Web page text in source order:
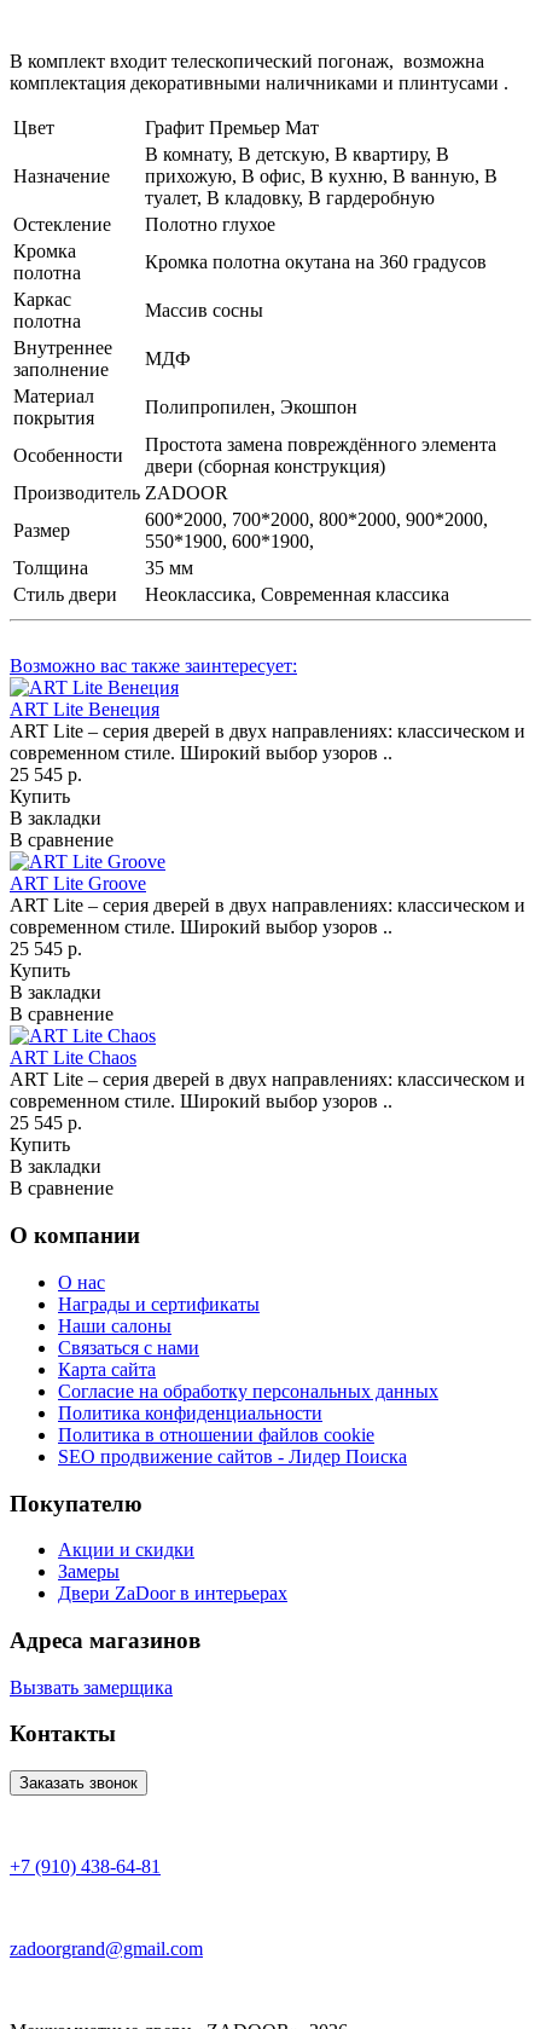
В комплект входит телескопический погонаж, возможна
комплектация декоративными наличниками и плинтусами .
Цвет Графит Премьер Мат
Назначение
В комнату, В детскую, В квартиру, В
прихожую, В офис, В кухню, В ванную, В
туалет, В кладовку, В гардеробную
Остекление
Полотно глухое
Кромка
полотна
Кромка полотна окутана на 360 градусов
Каркас
полотна
Массив сосны
Внутреннее
заполнение
МДФ
Материал
покрытия
Полипропилен, Экошпон
Особенности
Простота замена повреждённого элемента
двери (сборная конструкция)
Производитель ZADOOR
Размер
600*2000, 700*2000, 800*2000, 900*2000,
550*1900, 600*1900,
Толщина
35 мм
Стиль двери
Неоклассика, Современная классика
Возможно вас также заинтересует:
ART Lite Венеция
ART Lite – серия дверей в двух направлениях: классическом и
современном стиле. Широкий выбор узоров ..
25 545 р.
Купить
В закладки
В сравнение
ART Lite Groove
ART Lite – серия дверей в двух направлениях: классическом и
современном стиле. Широкий выбор узоров ..
25 545 р.
Купить
В закладки
В сравнение
ART Lite Chaos
ART Lite – серия дверей в двух направлениях: классическом и
современном стиле. Широкий выбор узоров ..
25 545 р.
Купить
В закладки
В сравнение
О компании
О нас
Награды и сертификаты
Наши салоны
Связаться с нами
Карта сайта
Согласие на обработку персональных данных
Политика конфиденциальности
Политика в отношении файлов cookie
SEO продвижение сайтов - Лидер Поиска
Покупателю
Акции и скидки
Замеры
Двери ZaDoor в интерьерах
Адреса магазинов
Вызвать замерщика
Контакты
Заказать звонок
+7 (910) 438-64-81
zadoorgrand@gmail.com